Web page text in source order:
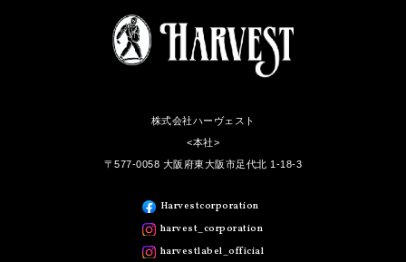
株式会社ハーヴェスト
<本社>
〒577-0058 大阪府東大阪市足代北 1-18-3
Harvestcorporation
harvest_corporation
harvestlabel_official